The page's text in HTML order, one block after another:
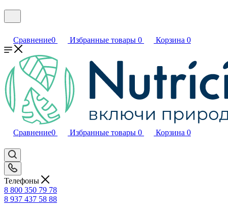
Сравнение0 Избранные товары 0 Корзина 0
Сравнение0 Избранные товары 0 Корзина 0
Телефоны
8 800 350 79 78
8 937 437 58 88